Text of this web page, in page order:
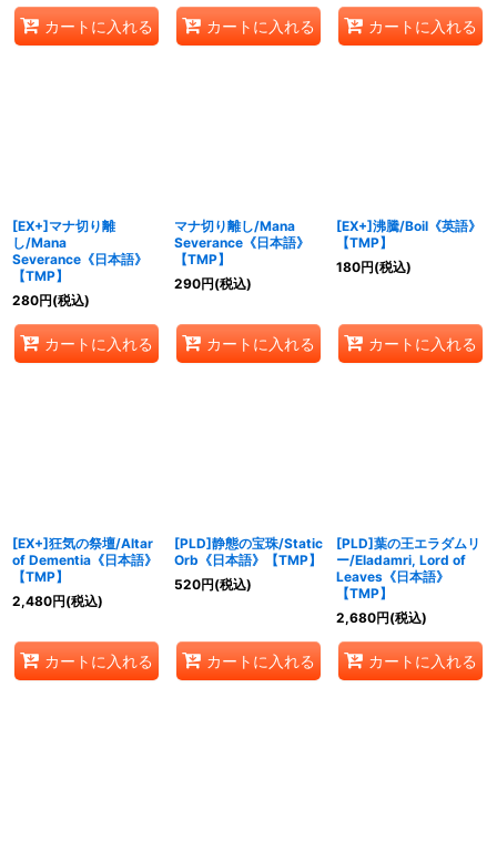
カートに入れる カートに入れる カートに入れる
[EX+]マナ切り離
し/Mana
Severance《日本語》
【TMP】
280円(税込)
カートに入れる
マナ切り離し/Mana
Severance《日本語》
【TMP】
290円(税込)
カートに入れる
[EX+]沸騰/Boil《英語》
【TMP】
180円(税込)
カートに入れる
[EX+]狂気の祭壇/Altar
of Dementia《日本語》
【TMP】
2,480円(税込)
カートに入れる
[PLD]静態の宝珠/Static
Orb《日本語》【TMP】
520円(税込)
カートに入れる
[PLD]葉の王エラダムリ
ー/Eladamri, Lord of
Leaves《日本語》
【TMP】
2,680円(税込)
カートに入れる